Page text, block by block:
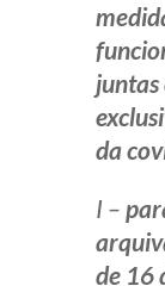
juntas
da
I –
de 16